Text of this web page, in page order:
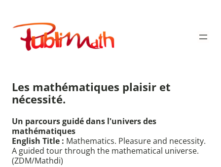
contenu
Publimath
Les mathématiques plaisir et
nécessité.
Un parcours guidé dans l'univers des
mathématiques
English Title : Mathematics. Pleasure and necessity.
A guided tour through the mathematical universe.
(ZDM/Mathdi)